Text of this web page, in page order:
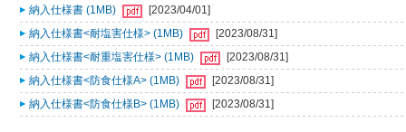
納入仕様書 (1MB)
[2023/04/01]
納入仕様書<耐塩害仕様> (1MB)
[2023/08/31]
納入仕様書<耐重塩害仕様> (1MB)
[2023/08/31]
納入仕様書<防食仕様A> (1MB)
[2023/08/31]
納入仕様書<防食仕様B> (1MB)
[2023/08/31]